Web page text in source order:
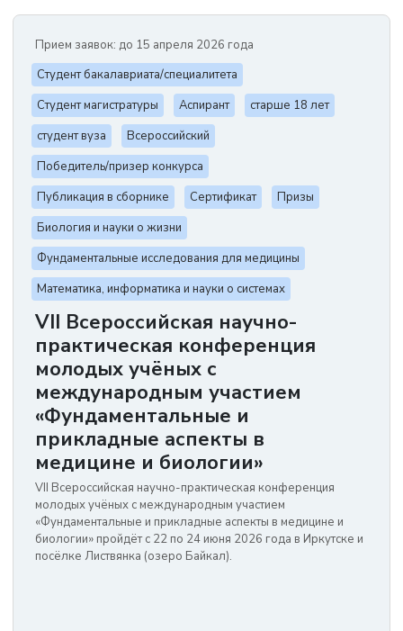
Прием заявок: до 15 апреля 2026 года
Студент бакалавриата/специалитета
Студент магистратуры
Аспирант
старше 18 лет
студент вуза
Всероссийский
Победитель/призер конкурса
Публикация в сборнике
Сертификат
Призы
Биология и науки о жизни
Фундаментальные исследования для медицины
Математика, информатика и науки о системах
VII Всероссийская научно-
практическая конференция
молодых учёных с
международным участием
«Фундаментальные и
прикладные аспекты в
медицине и биологии»
VII Всероссийская научно-практическая конференция
молодых учёных с международным участием
«Фундаментальные и прикладные аспекты в медицине и
биологии» пройдёт с 22 по 24 июня 2026 года в Иркутске и
посёлке Листвянка (озеро Байкал).